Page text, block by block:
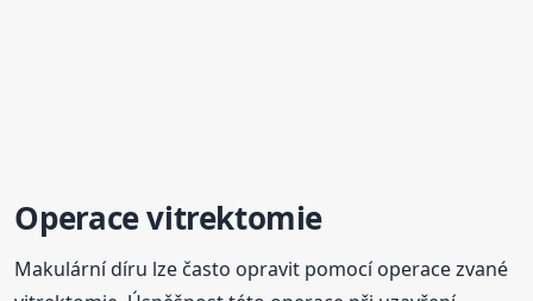
Operace vitrektomie
Makulární díru lze často opravit pomocí operace zvané